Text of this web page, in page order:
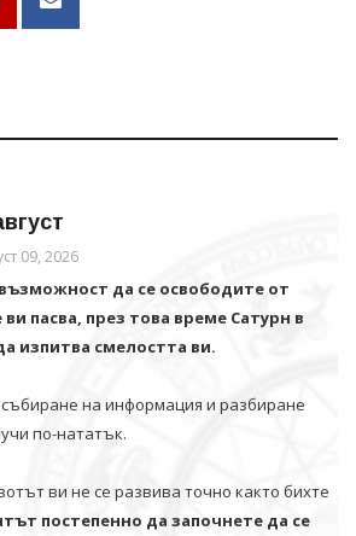
09, 2026
да се освободите от
пасва, през това време Сатурн в
изпитва смелостта ви.
на информация и разбиране
по-нататък.
ви не се развива точно както бихте
постепенно да започнете да се